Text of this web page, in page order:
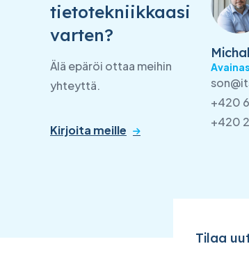
tietotekniikkaasi
varten?
Älä epäröi ottaa meihin
yhteyttä.
Kirjoita meille
+420
+420
Tilaa